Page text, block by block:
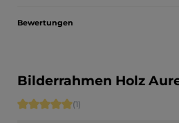
Bewertungen
Bilderrahmen Holz
Durchschnittliche Bewertung von 5
(1)